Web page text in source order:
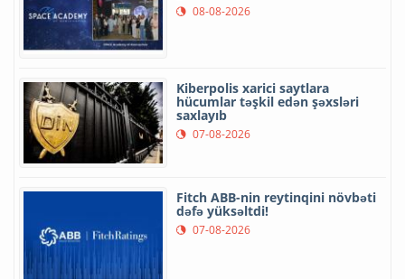
08-08-2026
Kiberpolis xarici saytlara
hücumlar təşkil edən şəxsləri
saxlayıb
07-08-2026
Fitch ABB-nin reytinqini növbəti
dəfə yüksəltdi!
07-08-2026